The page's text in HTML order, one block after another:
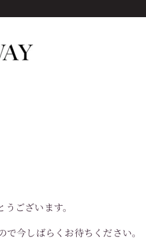
ございます。
今しばらくお待ちください。